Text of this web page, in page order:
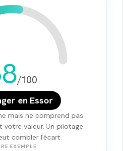
/100
en Essor
mais ne comprend pas
votre valeur. Un pilotage
combler l'écart.
EXEMPLE